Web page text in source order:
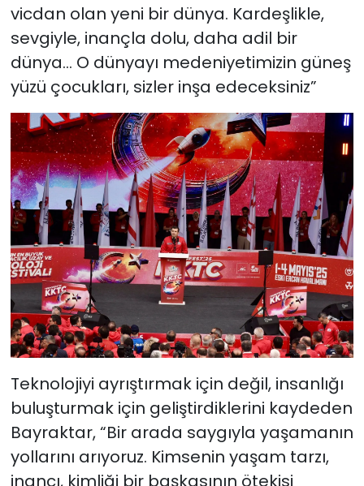
vicdan olan yeni bir dünya. Kardeşlikle,
sevgiyle, inançla dolu, daha adil bir
dünya… O dünyayı medeniyetimizin güneş
yüzü çocukları, sizler inşa edeceksiniz”
Teknolojiyi ayrıştırmak için değil, insanlığı
buluşturmak için geliştirdiklerini kaydeden
Bayraktar, “Bir arada saygıyla yaşamanın
yollarını arıyoruz. Kimsenin yaşam tarzı,
inancı, kimliği bir başkasının ötekisi